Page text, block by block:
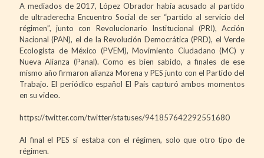
A mediados de 2017, López Obrador había acusado al partido
de ultraderecha Encuentro Social de ser “partido al servicio del
régimen”, junto con Revolucionario Institucional (PRI), Acción
Nacional (PAN), el de la Revolución Democrática (PRD), el Verde
Ecologista de México (PVEM), Movimiento Ciudadano (MC) y
Nueva Alianza (Panal). Como es bien sabido, a finales de ese
mismo año firmaron alianza Morena y PES junto con el Partido del
Trabajo. El periódico español El País capturó ambos momentos
en su video.
https://twitter.com/twitter/statuses/941857642292551680
Al final el PES sí estaba con el régimen, solo que otro tipo de
régimen.